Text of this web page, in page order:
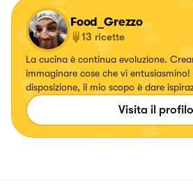
Food_Grezzo
13 ricette
La cucina è continua evoluzione.
immaginare cose che vi entusiasmino! Le mie idee sono a
disposizione, il mio scopo è dare
ugualmente divertente, e la cucina è
Visita il profilo